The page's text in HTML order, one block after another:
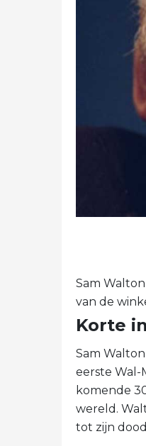
Sam
van de
Korte
Sam
eerste Wal-
komende
wereld.
tot zijn dood